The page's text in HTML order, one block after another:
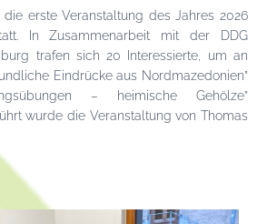
erste Veranstaltung des Jahres 2026
In Zusammenarbeit mit der DDG
trafen sich 20 Interessierte, um an
Eindrücke aus Nordmazedonien”
– heimische Gehölze”
wurde die Veranstaltung von Thomas